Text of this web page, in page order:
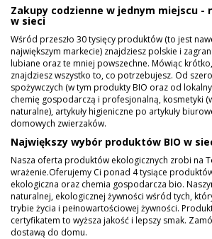
Zakupy codzienne w jednym miejscu -
w sieci
Wśród przeszło 30 tysięcy produktów (to jest
największym markecie) znajdziesz polskie i
lubiane oraz te mniej powszechne. Mówiąc
znajdziesz wszystko to, co potrzebujesz. Od
spożywczych (w tym produkty BIO oraz od
chemię gospodarczą i profesjonalną, kosmetyki
naturalne), artykuły higieniczne po artykuły
domowych zwierzaków.
Największy wybór produktów BIO w
Nasza oferta produktów ekologicznych zrobi na
wrażenie.Oferujemy Ci ponad 4 tysiące
ekologiczna oraz chemia gospodarcza bio.
naturalnej, ekologicznej żywności wśród tych,
trybie życia i pełnowartościowej żywności.
certyfikatem to wyższa jakość i lepszy smak.
dostawą do domu.